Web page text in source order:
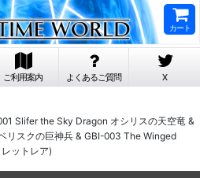
カート
ご利用案内 よくあるご質問 X
Slifer the Sky Dragon オシリスの天空竜 &
リスクの巨神兵 & GBI-003 The Winged
ットレア)